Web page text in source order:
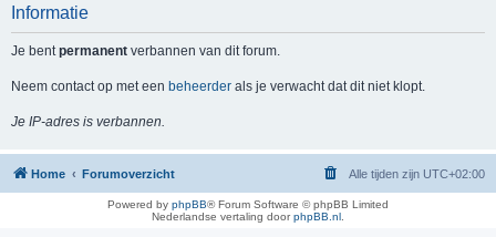
Informatie
Je bentpermanent verbannen van dit forum.
Neem contact op met een beheerder als je verwacht dat dit niet klopt.
Je IP-adres is verbannen.
Home Forumoverzicht Alle tijden zijn UTC+02:00
Powered by phpBB® Forum Software © phpBB Limited
Nederlandse vertaling doorphpBB.nl